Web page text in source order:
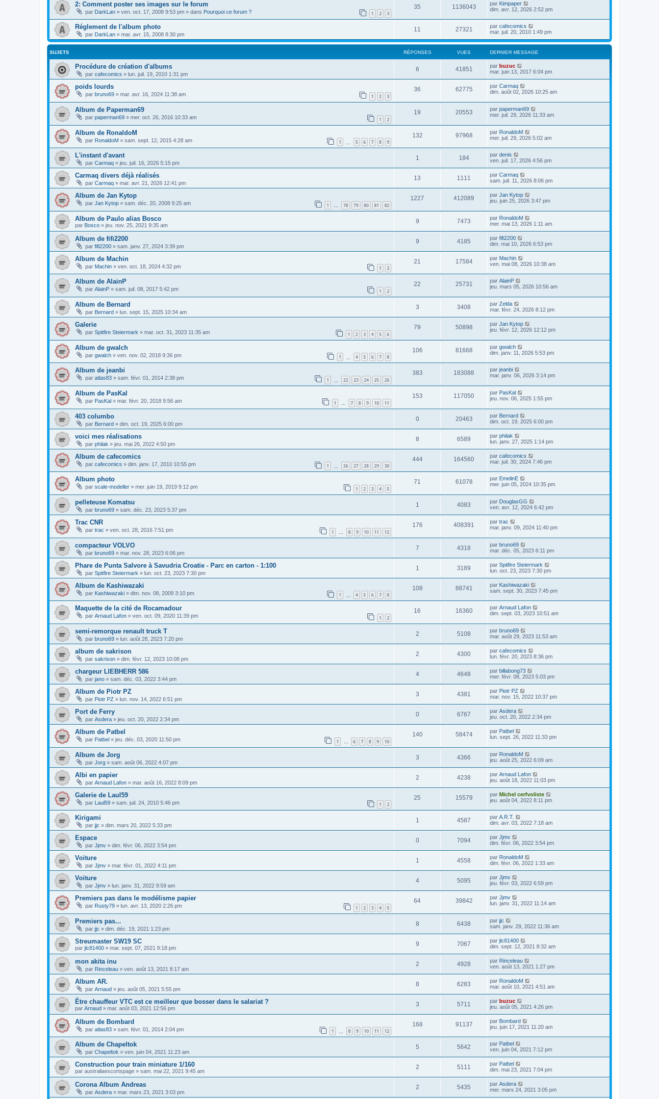
2: Comment poster ses images sur le forum
par DarkLan » ven. oct. 17, 2008 9:53 pm » dans Pourquoi ce forum ? 1 2 3
35 1136043 par Kimpaper
dim. avr. 12, 2026 2:52 pm
Réglement de l'album photo
par DarkLan » mar. avr. 15, 2008 8:30 pm
11 27321 par cafecomics
mar. juil. 20, 2010 1:49 pm
SUJETS RÉPONSES VUES DERNIER MESSAGE
Procédure de création d'albums
par cafecomics » lun. juil. 19, 2010 1:31 pm
6 41851 par buzuc
mar. juin 13, 2017 6:04 pm
poids lourds
par bruno69 » mar. avr. 16, 2024 11:38 am 1 2 3
36 62775 par Carmaq
dim. août 02, 2026 10:25 am
Album de Paperman69
par paperman69 » mer. oct. 26, 2016 10:33 am 1 2
19 20553 par paperman69
mer. juil. 29, 2026 11:33 am
Album de RonaldoM
par RonaldoM » sam. sept. 12, 2015 4:28 am 1 5 6 7 8 9
132 97968 par RonaldoM
mer. juil. 29, 2026 5:02 am
L'instant d'avant
par Carmaq » jeu. juil. 16, 2026 5:15 pm
1 184 par denis
ven. juil. 17, 2026 4:56 pm
Carmaq divers déjà réalisés
par Carmaq » mar. avr. 21, 2026 12:41 pm
13 1111 par Carmaq
sam. juil. 11, 2026 8:06 pm
Album de Jan Kytop
par Jan Kytop » sam. déc. 20, 2008 9:25 am 1 … 78 79 80 81 82
1227 412089 par Jan Kytop
jeu. juin 25, 2026 3:47 pm
Album de Paulo alias Bosco
par Bosco » jeu. nov. 25, 2021 9:35 am
9 7473 par RonaldoM
mer. mai 13, 2026 1:11 am
Album de fifi2200
par fifi2200 » sam. janv. 27, 2024 3:39 pm
9 4185 par fifi2200
dim. mai 10, 2026 6:53 pm
Album de Machin
par Machin » ven. oct. 18, 2024 4:32 pm 1 2
21 17584 par Machin
ven. mai 08, 2026 10:38 am
Album de AlainP
par AlainP » sam. juil. 08, 2017 5:42 pm 1 2
22 25731 par AlainP
jeu. mars 05, 2026 10:56 am
Album de Bernard
par Bernard » lun. sept. 15, 2025 10:34 am
3 3408 par Zelda
mar. févr. 24, 2026 8:12 pm
Galerie
par Spitfire Steiermark » mar. oct. 31, 2023 11:35 am 1 2 3 4 5 6
79 50898 par Jan Kytop
jeu. févr. 12, 2026 12:12 pm
Album de gwalch
par gwalch » ven. nov. 02, 2018 9:36 pm 1 4 5 6 7 8
106 81668 par gwalch
dim. janv. 11, 2026 5:53 pm
Album de jeanbi
par atlas83 » sam. févr. 01, 2014 2:38 pm 1 22 23 24 25 26
383 183088 par jeanbi
mar. janv. 06, 2026 3:14 pm
Album de PasKal
par PasKal » mar. févr. 20, 2018 9:56 am 1 … 7 8 9 10 11
153 117050 par PasKal
jeu. nov. 06, 2025 1:55 pm
403 columbo
par Bernard » dim. oct. 19, 2025 6:00 pm
0 20463 par Bernard
dim. oct. 19, 2025 6:00 pm
voici mes réalisations
par philak » jeu. mai 26, 2022 4:50 pm
8 6589 par philak
lun. janv. 27, 2025 1:14 pm
Album de cafecomics
par cafecomics » dim. janv. 17, 2010 10:55 pm 1 26 27 28 29 30
444 164560 par cafecomics
mar. juil. 30, 2024 7:46 pm
Album photo
par scale-modeller » mer. juin 19, 2019 9:12 pm 1 2 3 4 5
71 61078 par EmelinE
mer. juin 05, 2024 10:35 pm
pelleteuse Komatsu
par bruno69 » sam. déc. 23, 2023 5:37 pm
1 4083 par DouglasGG
ven. avr. 12, 2024 6:42 pm
Trac CNR
par trac » ven. oct. 28, 2016 7:51 pm 1 … 8 9 10 11 12
176 408391 par trac
mar. janv. 09, 2024 11:40 pm
compacteur VOLVO
par bruno69 » mar. nov. 28, 2023 6:06 pm
7 4318 par bruno69
mar. déc. 05, 2023 6:11 pm
Phare de Punta Salvore à Savudria Croatie - Parc en carton - 1:100
par Spitfire Steiermark » lun. oct. 23, 2023 7:30 pm
1 3189 par Spitfire Steiermark
lun. oct. 23, 2023 7:30 pm
Album de Kashiwazaki
par Kashiwazaki » dim. nov. 08, 2009 3:10 pm 1 4 5 6 7 8
108 88741 par Kashiwazaki
sam. sept. 30, 2023 7:45 pm
Maquette de la cité de Rocamadour
par Arnaud Lafon » ven. oct. 09, 2020 11:39 pm 1 2
16 16360 par Arnaud Lafon
dim. sept. 03, 2023 10:51 am
semi-remorque renault truck T
par bruno69 » lun. août 28, 2023 7:20 pm
2 5108 par bruno69
mar. août 29, 2023 11:53 am
album de sakrison
par sakrison » dim. févr. 12, 2023 10:08 pm
2 4300 par cafecomics
lun. févr. 20, 2023 8:36 pm
chargeur LIEBHERR 586
par jano » sam. déc. 03, 2022 3:44 pm
4 4648 par billabong73
mer. févr. 08, 2023 5:03 pm
Album de Piotr PZ
par Piotr PZ » lun. nov. 14, 2022 6:51 pm
3 4381 par Piotr PZ
mar. nov. 15, 2022 10:37 pm
Port de Ferry
par Asdera » jeu. oct. 20, 2022 2:34 pm
0 6767 par Asdera
jeu. oct. 20, 2022 2:34 pm
Album de Patbel
par Patbel » jeu. déc. 03, 2020 11:50 pm 1 6 7 8 9 10
140 58474 par Patbel
lun. sept. 26, 2022 11:33 pm
Album de Jorg
par Jorg » sam. août 06, 2022 4:07 pm
3 4366 par RonaldoM
jeu. août 25, 2022 6:09 am
Albi en papier
par Arnaud Lafon » mar. août 16, 2022 8:09 pm
2 4238 par Arnaud Lafon
jeu. août 18, 2022 11:03 pm
Galerie de Laul59
par Laul59 » sam. juil. 24, 2010 5:46 pm 1 2
25 15579 par Michel cerfvoliste
jeu. août 04, 2022 8:11 pm
Kirigami
par jjc » dim. mars 20, 2022 5:33 pm
1 4587 par A.R.T.
dim. avr. 03, 2022 7:18 am
Espace
par Jjmv » dim. févr. 06, 2022 3:54 pm
0 7094 par Jjmv
dim. févr. 06, 2022 3:54 pm
Voiture
par Jjmv » mar. févr. 01, 2022 4:11 pm
1 4558 par RonaldoM
dim. févr. 06, 2022 1:33 am
Voiture
par Jjmv » lun. janv. 31, 2022 9:59 am
4 5095 par Jjmv
jeu. févr. 03, 2022 6:59 pm
Premiers pas dans le modélisme papier
par Rusty79 » lun. avr. 13, 2020 2:26 pm 1 2 3 4 5
64 39842 par Jjmv
lun. janv. 31, 2022 11:14 am
Premiers pas...
par jjc » dim. déc. 19, 2021 1:23 pm
8 6438 par jjc
sam. janv. 29, 2022 11:36 am
Streumaster SW19 SC
par jlc81400 » mar. sept. 07, 2021 9:18 pm
9 7067 par jlc81400
dim. sept. 12, 2021 8:32 am
mon akita inu
par Rinceleau » ven. août 13, 2021 8:17 am
2 4928 par Rinceleau
ven. août 13, 2021 1:27 pm
Album AR.
par Arnaud » jeu. août 05, 2021 5:55 pm
8 6283 par RonaldoM
mar. août 10, 2021 4:51 am
Être chauffeur VTC est ce meilleur que bosser dans le salariat ?
par Arnaud » mar. août 03, 2021 12:56 pm
3 5711 par buzuc
jeu. août 05, 2021 4:26 pm
Album de Bombard
par atlas83 » sam. févr. 01, 2014 2:04 pm 1 8 9 10 11 12
168 91137 par Bombard
jeu. juin 17, 2021 11:20 am
Album de Chapeltok
par Chapeltok » ven. juin 04, 2021 11:23 am
5 5642 par Patbel
ven. juin 04, 2021 7:12 pm
Construction pour train miniature 1/160
par australiaescortspage » sam. mai 22, 2021 9:45 am
2 5111 par Patbel
dim. mai 23, 2021 7:04 pm
Corona Album Andreas
par Asdera » mar. mars 23, 2021 3:03 pm
2 5435 par Asdera
mer. mars 24, 2021 3:05 pm